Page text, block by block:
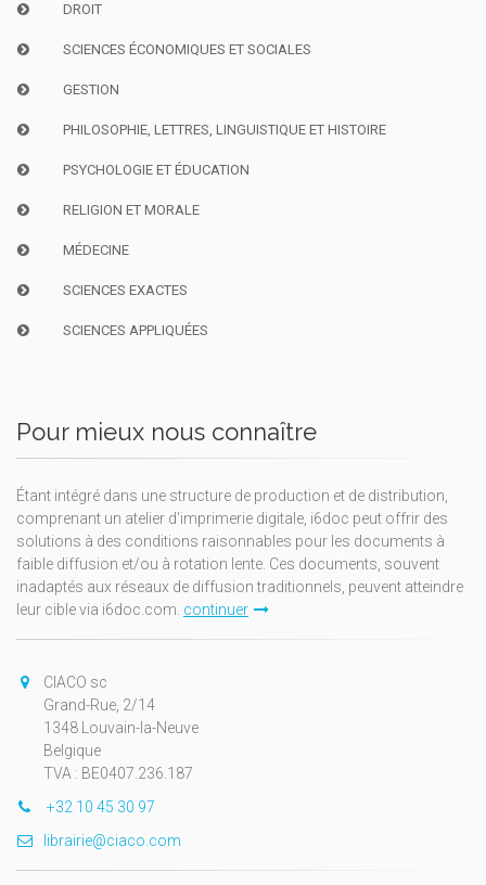
DROIT
SCIENCES ÉCONOMIQUES ET SOCIALES
GESTION
PHILOSOPHIE, LETTRES, LINGUISTIQUE ET HISTOIRE
PSYCHOLOGIE ET ÉDUCATION
RELIGION ET MORALE
MÉDECINE
SCIENCES EXACTES
SCIENCES APPLIQUÉES
Pour mieux nous connaître
Étant intégré dans une structure de production et de distribution,
comprenant un atelier d'imprimerie digitale, i6doc peut offrir des
solutions à des conditions raisonnables pour les documents à
faible diffusion et/ou à rotation lente. Ces documents, souvent
inadaptés aux réseaux de diffusion traditionnels, peuvent atteindre
leur cible via i6doc.com. continuer
CIACO sc
Grand-Rue, 2/14
1348 Louvain-la-Neuve
Belgique
TVA : BE0407.236.187
+32 10 45 30 97
librairie@ciaco.com